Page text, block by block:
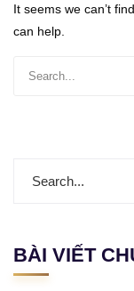
It seems we can’t
can help.
BÀI VIẾT